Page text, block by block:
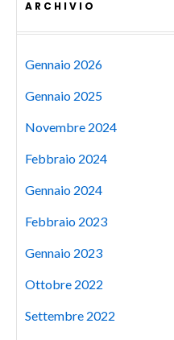
ARCHIVIO
Gennaio 2026
Gennaio 2025
Novembre 2024
Febbraio 2024
Gennaio 2024
Febbraio 2023
Gennaio 2023
Ottobre 2022
Settembre 2022